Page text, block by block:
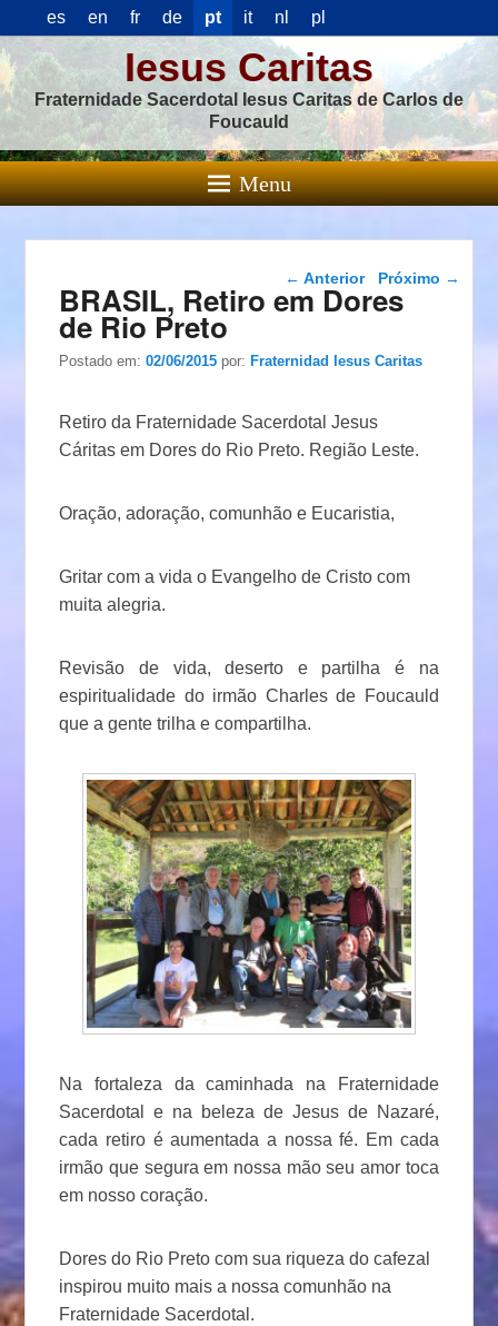
es en fr de pt it nl pl
Iesus Caritas
Fraternidade Sacerdotal Iesus Caritas de Carlos de
Foucauld
Menu
Navegação das
postagens
← Anterior Próximo →
BRASIL, Retiro em Dores
de Rio Preto
Postado em:02/06/2015 por:Fraternidad Iesus Caritas
Retiro da Fraternidade Sacerdotal Jesus
Cáritas em Dores do Rio Preto. Região Leste.
Oração, adoração, comunhão e Eucaristia,
Gritar com a vida o Evangelho de Cristo com
muita alegria.
Revisão de vida, deserto e partilha é na
espiritualidade do irmão Charles de Foucauld
que a gente trilha e compartilha.
Na fortaleza da caminhada na Fraternidade
Sacerdotal e na beleza de Jesus de Nazaré,
cada retiro é aumentada a nossa fé. Em cada
irmão que segura em nossa mão seu amor toca
em nosso coração.
Dores do Rio Preto com sua riqueza do cafezal
inspirou muito mais a nossa comunhão na
Fraternidade Sacerdotal.